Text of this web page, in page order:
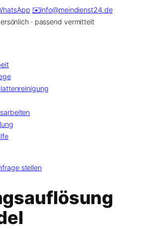
✉️info@meindienst24.de
· passend vermittelt
stellen